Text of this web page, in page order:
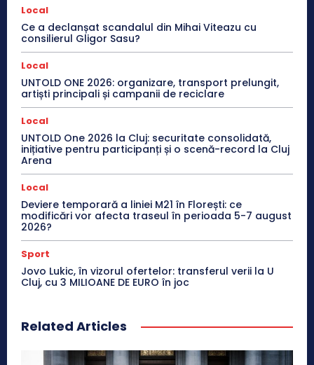
Local
Ce a declanșat scandalul din Mihai Viteazu cu
consilierul Gligor Sasu?
Local
UNTOLD ONE 2026: organizare, transport prelungit,
artiști principali și campanii de reciclare
Local
UNTOLD One 2026 la Cluj: securitate consolidată,
inițiative pentru participanți și o scenă-record la Cluj
Arena
Local
Deviere temporară a liniei M21 în Florești: ce
modificări vor afecta traseul în perioada 5-7 august
2026?
Sport
Jovo Lukic, în vizorul ofertelor: transferul verii la U
Cluj, cu 3 MILIOANE DE EURO în joc
Related Articles